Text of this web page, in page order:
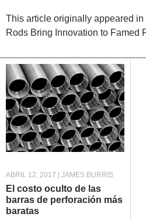
This article originally appeared
Rods Bring Innovation to Famed
ABRIL 12, 2017 | JAMES BURRIS
El costo oculto de las
barras de perforación más
baratas